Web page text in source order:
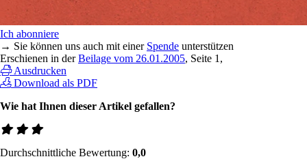
Ich abonniere
→ Sie können uns auch mit einer Spende unterstützen
Erschienen in derBeilage vom 26.01.2005, Seite 1,
Ausdrucken
Download als PDF
Wie hat Ihnen dieser Artikel gefallen?
Durchschnittliche Bewertung: 0,0